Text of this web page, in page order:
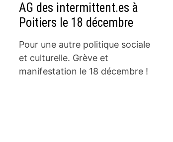
AG des intermittent.es à
Poitiers le 18 décembre
Pour une autre politique sociale
et culturelle. Grève et
manifestation le 18 décembre !